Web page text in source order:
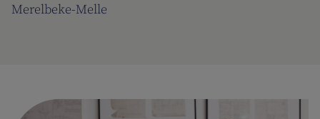
Merelbeke-Melle